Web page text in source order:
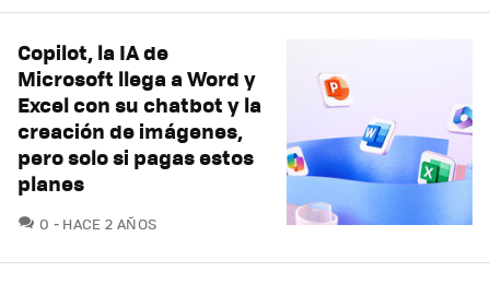
Copilot, la IA de
Microsoft llega a Word y
Excel con su chatbot y la
creación de imágenes,
pero solo si pagas estos
planes
0 COMENTARIOS
HACE 2 AÑOS